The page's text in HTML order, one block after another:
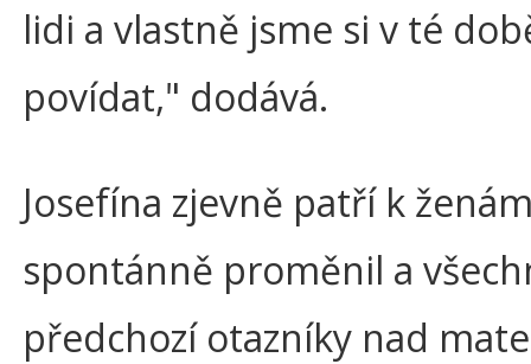
lidi a vlastně jsme si v té
povídat," dodává.
Josefína zjevně patří k
spontánně proměnil a
předchozí otazníky nad